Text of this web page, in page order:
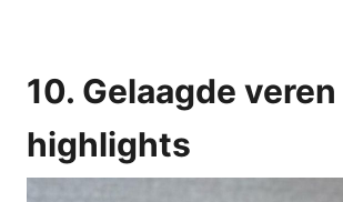
10. Gelaagde
highlights